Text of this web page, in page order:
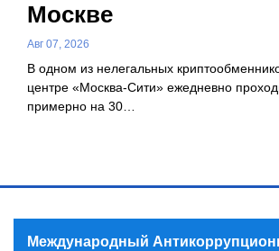
Москве
Авг 07, 2026
В одном из нелегальных
центре «Москва-Сити» ежедневно
примерно на 30…
Международный